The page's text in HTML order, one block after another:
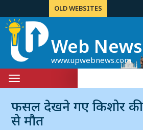
OLD WEBSITES
Web News
www.upwebnews.com
Toggle
navigation
फसल देखने गए किशोर की
से मौत